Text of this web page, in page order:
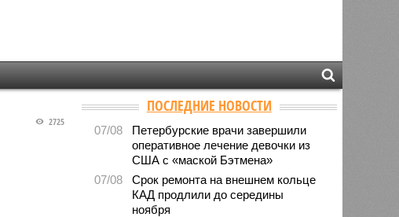
2725
ПОСЛЕДНИЕ НОВОСТИ
07/08
Петербурские врачи завершили
оперативное лечение девочки из
США с «маской Бэтмена»
07/08
Срок ремонта на внешнем кольце
КАД продлили до середины
ноября